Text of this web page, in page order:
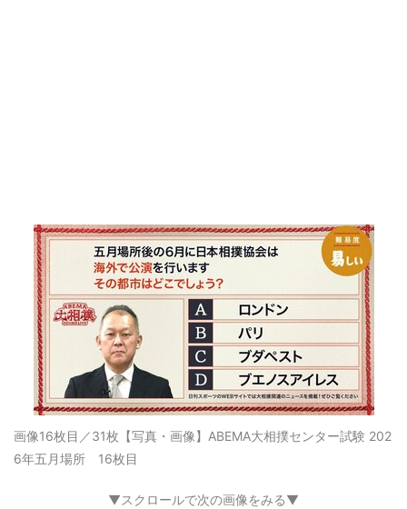
画像16枚目／31枚 【写真・画像】ABEMA大相撲センター試験 202
6年五月場所 16枚目
▼スクロールで次の画像をみる▼